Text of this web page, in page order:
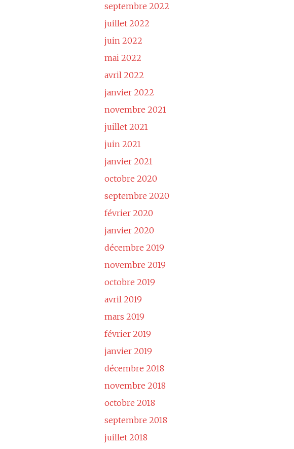
septembre 2022
juillet 2022
juin 2022
mai 2022
avril 2022
janvier 2022
novembre 2021
juillet 2021
juin 2021
janvier 2021
octobre 2020
septembre 2020
février 2020
janvier 2020
décembre 2019
novembre 2019
octobre 2019
avril 2019
mars 2019
février 2019
janvier 2019
décembre 2018
novembre 2018
octobre 2018
septembre 2018
juillet 2018